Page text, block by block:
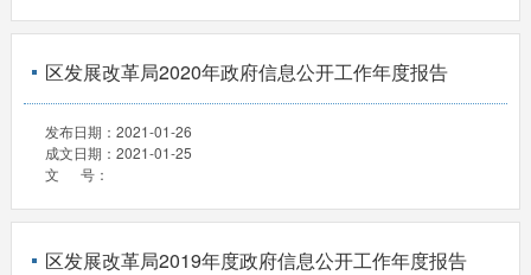
区发展改革局2020年政府信息公开工作年度报告
发布日期： 2021-01-26
成文日期： 2021-01-25
文 号：
区发展改革局2019年度政府信息公开工作年度报告